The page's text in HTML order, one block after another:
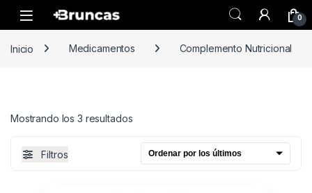
Skip to navigation
Skip to content
0
Inicio Medicamentos Complemento Nutricional
Mostrando los 3 resultadosOrdenado por los últimos
Filtros